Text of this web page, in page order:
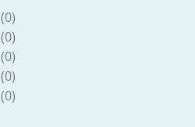
(0)
(0)
(0)
(0)
(0)